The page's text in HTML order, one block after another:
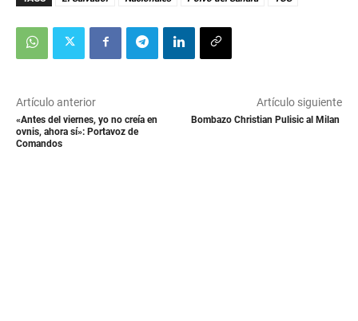
Artículo anterior
«Antes del viernes, yo no creía en
ovnis, ahora sí»: Portavoz de
Comandos
Artículo siguiente
Bombazo Christian Pulisic al Milan